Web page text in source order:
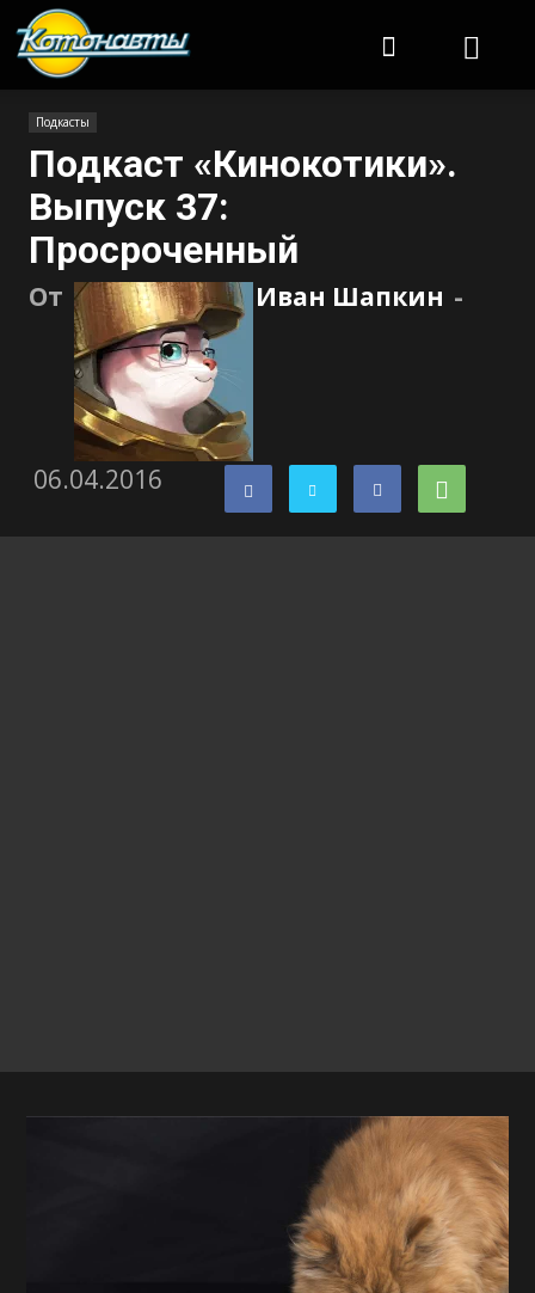
Подкасты
Подкаст «Кинокотики».
Выпуск 37:
Просроченный
От Иван Шапкин -
06.04.2016